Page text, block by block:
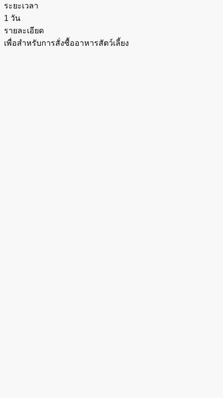
ระยะเวลา
1 วัน
รายละเอียด
เพื่อสำหรับการสั่งซื้ออาหารสัตว์เลี้ยง